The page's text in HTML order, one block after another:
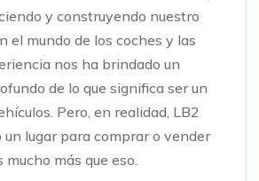
y construyendo nuestro
el mundo de los coches y las
nos ha brindado un
de lo que significa ser un
Pero, en realidad, LB2
un lugar para comprar o vender
mucho más que eso.